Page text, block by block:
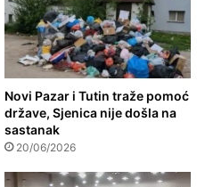
Novi Pazar i Tutin traže pomoć
države, Sjenica nije došla na
sastanak
20/06/2026